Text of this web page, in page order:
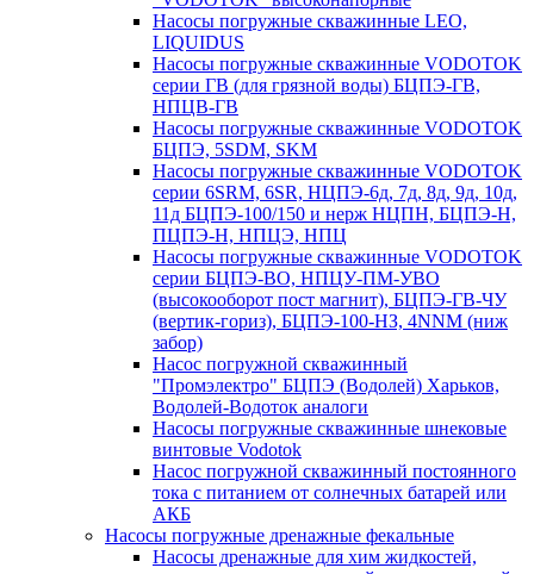
Насосы погружные скважинные LEO,
LIQUIDUS
Насосы погружные скважинные VODOTOK
серии ГВ (для грязной воды) БЦПЭ-ГВ,
НПЦВ-ГВ
Насосы погружные скважинные VODOTOK
БЦПЭ, 5SDM, SKM
Насосы погружные скважинные VODOTOK
серии 6SRM, 6SR, НЦПЭ-6д, 7д, 8д, 9д, 10д,
11д БЦПЭ-100/150 и нерж НЦПН, БЦПЭ-Н,
ПЦПЭ-Н, НПЦЭ, НПЦ
Насосы погружные скважинные VODOTOK
серии БЦПЭ-ВО, НПЦУ-ПМ-УВО
(высокооборот пост магнит), БЦПЭ-ГВ-ЧУ
(вертик-гориз), БЦПЭ-100-НЗ, 4NNM (ниж
забор)
Насос погружной скважинный
"Промэлектро" БЦПЭ (Водолей) Харьков,
Водолей-Водоток аналоги
Насосы погружные скважинные шнековые
винтовые Vodotok
Насос погружной скважинный постоянного
тока с питанием от солнечных батарей или
АКБ
Насосы погружные дренажные фекальные
Насосы дренажные для хим жидкостей,